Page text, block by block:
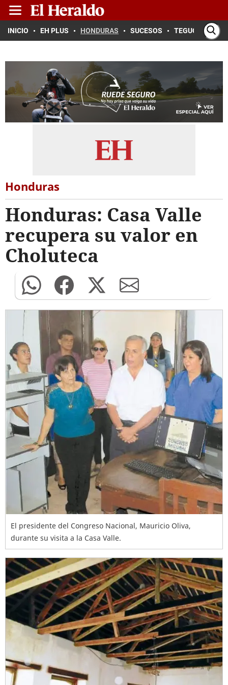
INICIO EH PLUS HONDURAS SUCESOS TEGUCIGALPA
Honduras
Honduras: Casa Valle
recupera su valor en
Choluteca
El presidente del Congreso Nacional, Mauricio Oliva,
durante su visita a la Casa Valle.